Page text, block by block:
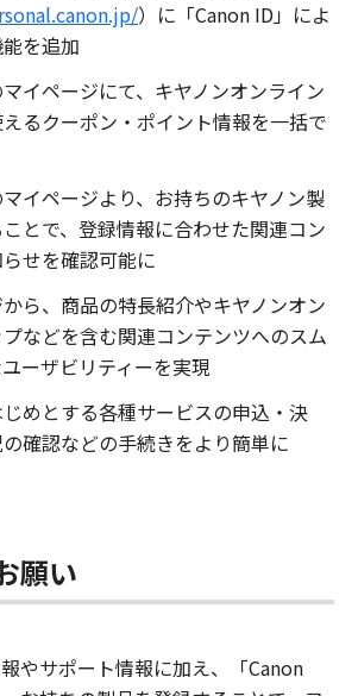
）に「Canon ID」によ
を追加
イページにて、キヤノンオンライン
るクーポン・ポイント情報を一括で
イページより、お持ちのキヤノン製
とで、登録情報に合わせた関連コン
せを確認可能に
ら、商品の特長紹介やキヤノンオン
などを含む関連コンテンツへのスム
ーザビリティーを実現
めとする各種サービスの申込・決
確認などの手続きをより簡単に
願い
やサポート情報に加え、「Canon